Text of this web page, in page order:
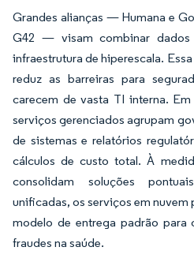
Grandes alianças — Humana e
G42 — visam combinar dados
infraestrutura de hiperescala.
reduz as barreiras para
carecem de vasta TI interna.
serviços gerenciados agrupam
de sistemas e relatórios
cálculos de custo total. À
consolidam soluções
unificadas, os serviços em nuvem
modelo de entrega padrão
fraudes na saúde.